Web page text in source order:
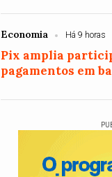
Economia Há 9 horas
Pix amplia
pagamentos em